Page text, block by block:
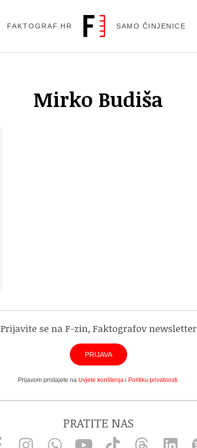
FAKTOGRAF.HR SAMO ČINJENICE
Mirko Budiša
Prijavite se na F-zin, Faktografov newsletter
PRIJAVA
Prijavom pristajete na Uvjete korištenjai Politiku privatnosti.
PRATITE NAS